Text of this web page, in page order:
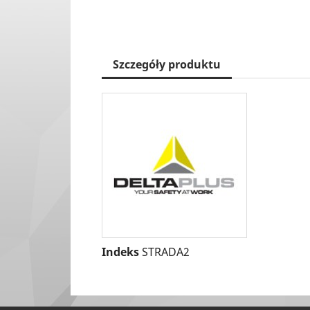
Szczegóły produktu
IndeksSTRADA2